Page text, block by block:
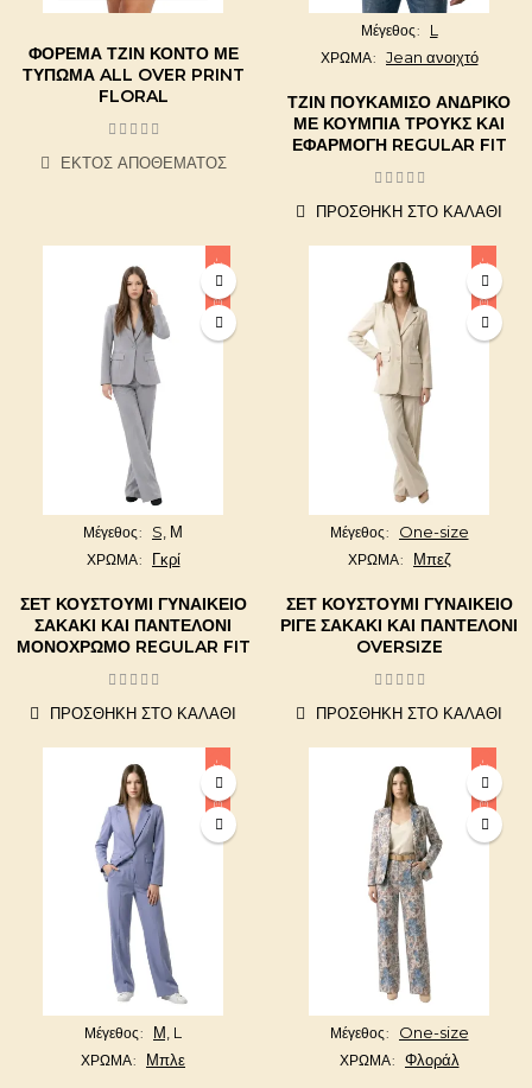
ΦΌΡΕΜΑ ΤΖΙΝ ΚΟΝΤΌ ΜΕ
ΤΎΠΩΜΑ ALL OVER PRINT
FLORAL
ΕΚΤΌΣ ΑΠΟΘΈΜΑΤΟΣ
Μέγεθος L
ΧΡΩΜΑ Jean ανοιχτό
ΤΖΙΝ ΠΟΥΚΆΜΙΣΟ ΑΝΔΡΙΚΌ
ΜΕ ΚΟΥΜΠΙΆ ΤΡΟΥΚΣ ΚΑΙ
ΕΦΑΡΜΟΓΉ REGULAR FIT
ΠΡΟΣΘΉΚΗ ΣΤΟ ΚΑΛΆΘΙ
-20,00 €
Μέγεθος S, Μ
ΧΡΩΜΑ Γκρί
ΣΕΤ ΚΟΥΣΤΟΎΜΙ ΓΥΝΑΙΚΕΊΟ
ΣΑΚΆΚΙ ΚΑΙ ΠΑΝΤΕΛΌΝΙ
ΜΟΝΌΧΡΩΜΟ REGULAR FIT
ΠΡΟΣΘΉΚΗ ΣΤΟ ΚΑΛΆΘΙ
-20,00 €
Μέγεθος One-size
ΧΡΩΜΑ Μπεζ
ΣΕΤ ΚΟΥΣΤΟΎΜΙ ΓΥΝΑΙΚΕΊΟ
ΡΙΓΈ ΣΑΚΆΚΙ ΚΑΙ ΠΑΝΤΕΛΌΝΙ
OVERSIZE
ΠΡΟΣΘΉΚΗ ΣΤΟ ΚΑΛΆΘΙ
-20,00 €
Μέγεθος Μ, L
ΧΡΩΜΑ Μπλε
-20,00 €
Μέγεθος One-size
ΧΡΩΜΑ Φλοράλ